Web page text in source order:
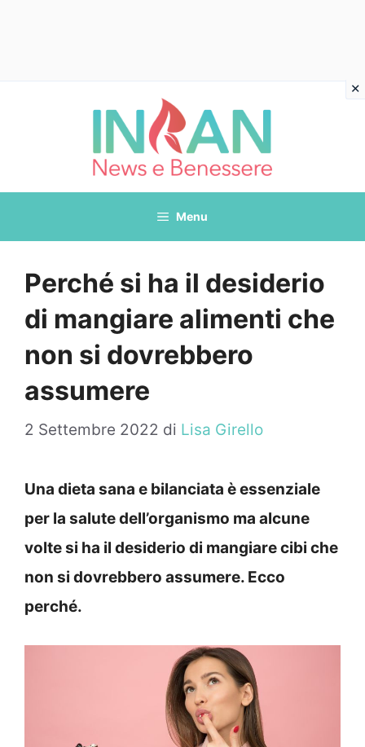
Menu
Perché si ha il desiderio
di mangiare alimenti che
non si dovrebbero
assumere
2 Settembre 2022 di Lisa Girello
Una dieta sana e bilanciata è essenziale
per la salute dell’organismo ma alcune
volte si ha il desiderio di mangiare cibi che
non si dovrebbero assumere. Ecco
perché.